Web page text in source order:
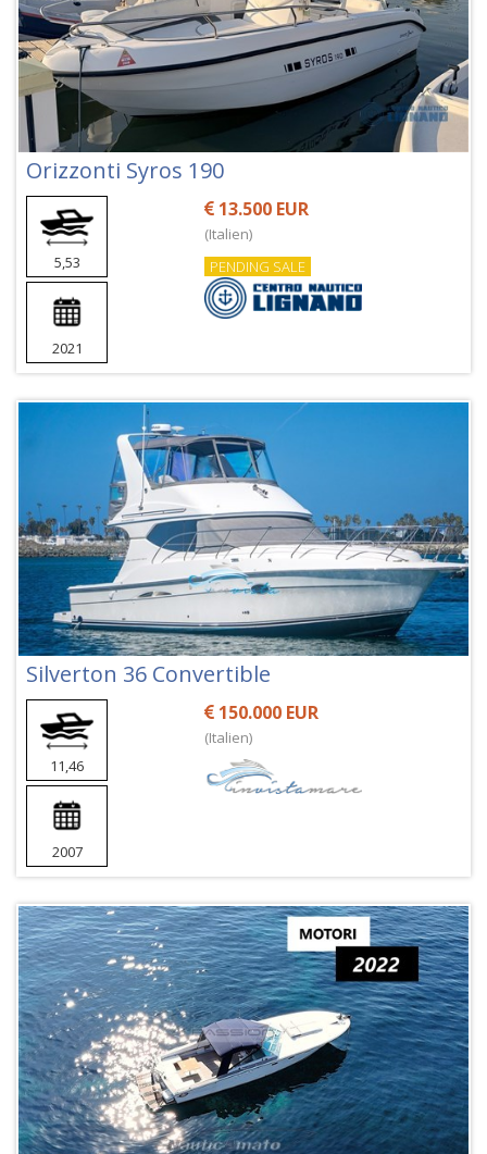
Orizzonti Syros 190
5,53
2021
13.500 EUR
(Italien)
PENDING SALE
Silverton 36 Convertible
11,46
2007
150.000 EUR
(Italien)